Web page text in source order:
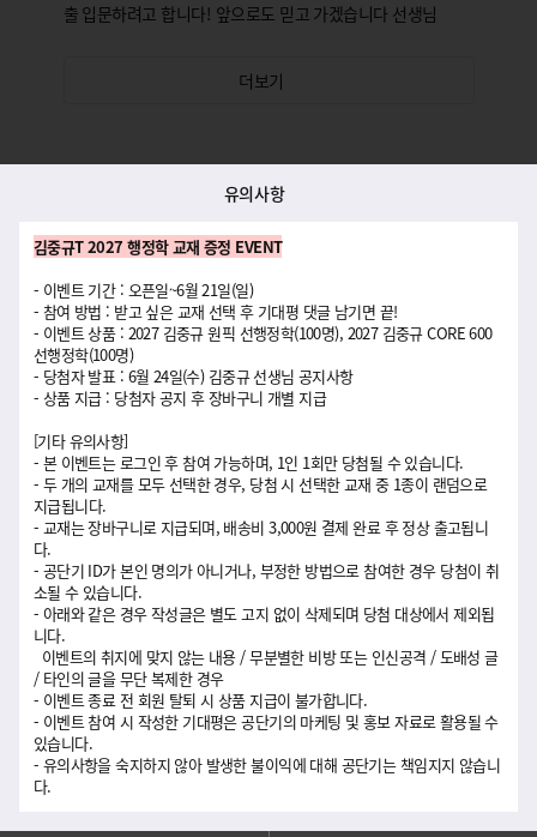
출 입문하려고 합니다! 앞으로도 믿고 가겠습니다 선생님
더보기
유의사항
김중규T 2027 행정학 교재 증정 EVENT
- 이벤트 기간 : 오픈일~6월 21일(일)
- 참여 방법 : 받고 싶은 교재 선택 후 기대평 댓글 남기면 끝!
- 이벤트 상품 : 2027 김중규 원픽 선행정학(100명), 2027 김중규 CORE 600
선행정학(100명)
- 당첨자 발표 : 6월 24일(수) 김중규 선생님 공지사항
- 상품 지급 : 당첨자 공지 후 장바구니 개별 지급
[기타 유의사항]
- 본 이벤트는 로그인 후 참여 가능하며, 1인 1회만 당첨될 수 있습니다.
- 두 개의 교재를 모두 선택한 경우, 당첨 시 선택한 교재 중 1종이 랜덤으로
지급됩니다.
- 교재는 장바구니로 지급되며, 배송비 3,000원 결제 완료 후 정상 출고됩니
다.
- 공단기 ID가 본인 명의가 아니거나, 부정한 방법으로 참여한 경우 당첨이 취
소될 수 있습니다.
- 아래와 같은 경우 작성글은 별도 고지 없이 삭제되며 당첨 대상에서 제외됩
니다.
이벤트의 취지에 맞지 않는 내용 / 무분별한 비방 또는 인신공격 / 도배성 글
/ 타인의 글을 무단 복제한 경우
- 이벤트 종료 전 회원 탈퇴 시 상품 지급이 불가합니다.
- 이벤트 참여 시 작성한 기대평은 공단기의 마케팅 및 홍보 자료로 활용될 수
있습니다.
- 유의사항을 숙지하지 않아 발생한 불이익에 대해 공단기는 책임지지 않습니
다.